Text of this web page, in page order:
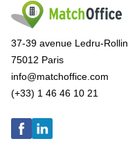
37-39 avenue Ledru-Rollin
75012 Paris
info@matchoffice.com
(+33) 1 46 46 10 21